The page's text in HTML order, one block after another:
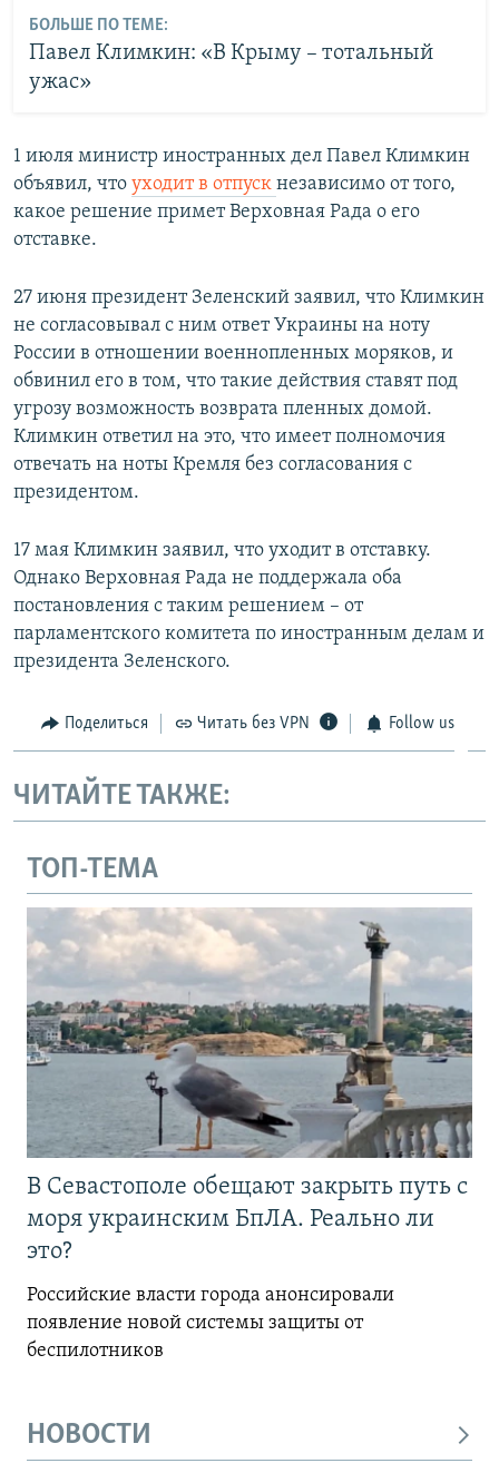
БОЛЬШЕ ПО ТЕМЕ:
Павел Климкин: «В Крыму – тотальный
ужас»
1 июля министр иностранных дел Павел Климкин
объявил, что уходит в отпуск независимо от того,
какое решение примет Верховная Рада о его
отставке.
27 июня президент Зеленский заявил, что Климкин
не согласовывал с ним ответ Украины на ноту
России в отношении военнопленных моряков, и
обвинил его в том, что такие действия ставят под
угрозу возможность возврата пленных домой.
Климкин ответил на это, что имеет полномочия
отвечать на ноты Кремля без согласования с
президентом.
17 мая Климкин заявил, что уходит в отставку.
Однако Верховная Рада не поддержала оба
постановления с таким решением – от
парламентского комитета по иностранным делам и
президента Зеленского.
Поделиться Читать без VPN Follow us
ЧИТАЙТЕ ТАКЖЕ:
ТОП-ТЕМА
В Севастополе обещают закрыть путь с
моря украинским БпЛА. Реально ли
это?
Российские власти города анонсировали
появление новой системы защиты от
беспилотников
НОВОСТИ